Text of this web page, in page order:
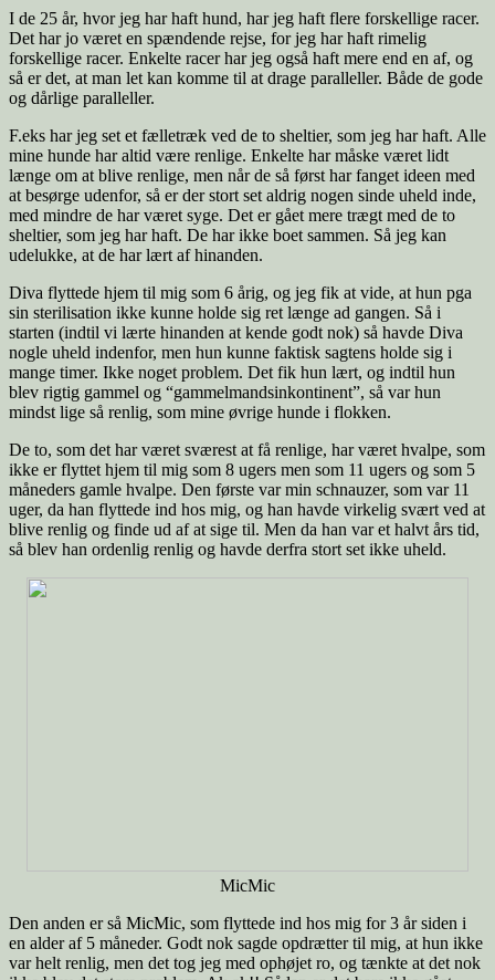
I de 25 år, hvor jeg har haft hund, har jeg haft flere forskellige racer.
Det har jo været en spændende rejse, for jeg har haft rimelig
forskellige racer. Enkelte racer har jeg også haft mere end en af, og
så er det, at man let kan komme til at drage paralleller. Både de gode
og dårlige paralleller.
F.eks har jeg set et fælletræk ved de to sheltier, som jeg har haft. Alle
mine hunde har altid være renlige. Enkelte har måske været lidt
længe om at blive renlige, men når de så først har fanget ideen med
at besørge udenfor, så er der stort set aldrig nogen sinde uheld inde,
med mindre de har været syge. Det er gået mere trægt med de to
sheltier, som jeg har haft. De har ikke boet sammen. Så jeg kan
udelukke, at de har lært af hinanden.
Diva flyttede hjem til mig som 6 årig, og jeg fik at vide, at hun pga
sin sterilisation ikke kunne holde sig ret længe ad gangen. Så i
starten (indtil vi lærte hinanden at kende godt nok) så havde Diva
nogle uheld indenfor, men hun kunne faktisk sagtens holde sig i
mange timer. Ikke noget problem. Det fik hun lært, og indtil hun
blev rigtig gammel og “gammelmandsinkontinent”, så var hun
mindst lige så renlig, som mine øvrige hunde i flokken.
De to, som det har været sværest at få renlige, har været hvalpe, som
ikke er flyttet hjem til mig som 8 ugers men som 11 ugers og som 5
måneders gamle hvalpe. Den første var min schnauzer, som var 11
uger, da han flyttede ind hos mig, og han havde virkelig svært ved at
blive renlig og finde ud af at sige til. Men da han var et halvt års tid,
så blev han ordenlig renlig og havde derfra stort set ikke uheld.
MicMic
Den anden er så MicMic, som flyttede ind hos mig for 3 år siden i
en alder af 5 måneder. Godt nok sagde opdrætter til mig, at hun ikke
var helt renlig, men det tog jeg med ophøjet ro, og tænkte at det nok